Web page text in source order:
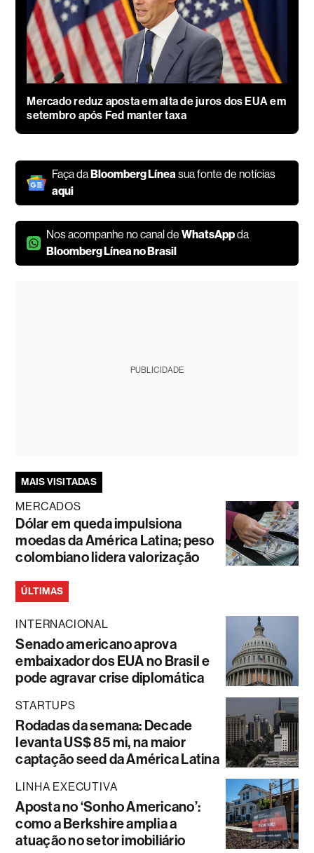
Mercado reduz aposta em alta de juros dos EUA em
setembro após Fed manter taxa
Faça daBloomberg Líneasua fonte de notícias
aqui
Nos acompanhe no canal deWhatsAppda
Bloomberg Línea no Brasil
PUBLICIDADE
MAIS VISITADAS
MERCADOS
Dólar em queda impulsiona
moedas da América Latina; peso
colombiano lidera valorização
ÚLTIMAS
INTERNACIONAL
Senado americano aprova
embaixador dos EUA no Brasil e
pode agravar crise diplomática
STARTUPS
Rodadas da semana: Decade
levanta US$ 85 mi, na maior
captação seed da América Latina
LINHA EXECUTIVA
Aposta no ‘Sonho Americano’:
como a Berkshire amplia a
atuação no setor imobiliário